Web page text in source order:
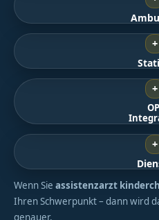
+
+
+
Wenn Sie assistenzarzt
Ihren Schwerpunkt – dann wird
genauer.